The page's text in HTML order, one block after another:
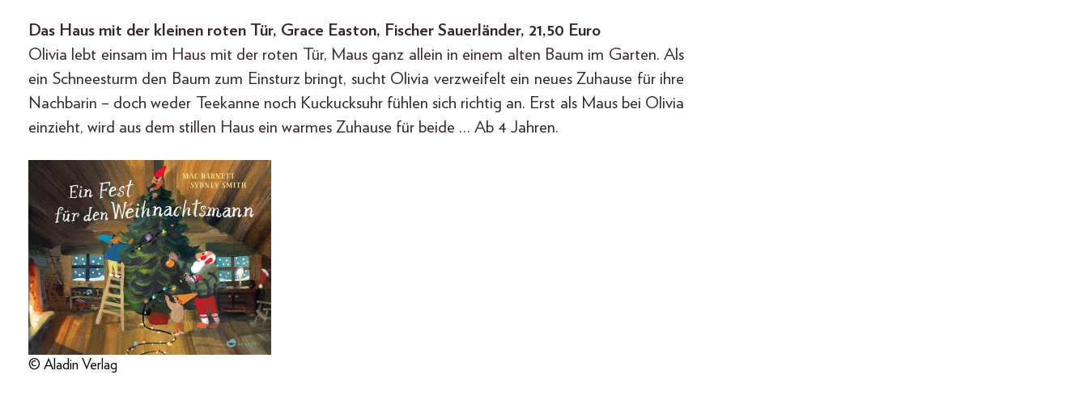
Das Haus mit der kleinen roten Tür, Grace Easton, Fischer Sauerländer, 21,50 Euro
Olivia lebt einsam im Haus mit der roten Tür, Maus ganz allein in einem alten Baum im Garten. Als
ein Schneesturm den Baum zum Einsturz bringt, sucht Olivia verzweifelt ein neues Zuhause für ihre
Nachbarin – doch weder Teekanne noch Kuckucksuhr fühlen sich richtig an. Erst als Maus bei Olivia
einzieht, wird aus dem stillen Haus ein warmes Zuhause für beide … Ab 4 Jahren.
© Aladin Verlag